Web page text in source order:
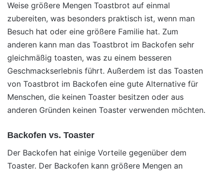
Weise größere Mengen Toastbrot auf einmal
zubereiten, was besonders praktisch ist, wenn man
Besuch hat oder eine größere Familie hat. Zum
anderen kann man das Toastbrot im Backofen sehr
gleichmäßig toasten, was zu einem besseren
Geschmackserlebnis führt. Außerdem ist das Toasten
von Toastbrot im Backofen eine gute Alternative für
Menschen, die keinen Toaster besitzen oder aus
anderen Gründen keinen Toaster verwenden möchten.
Backofen vs. Toaster
Der Backofen hat einige Vorteile gegenüber dem
Toaster. Der Backofen kann größere Mengen an